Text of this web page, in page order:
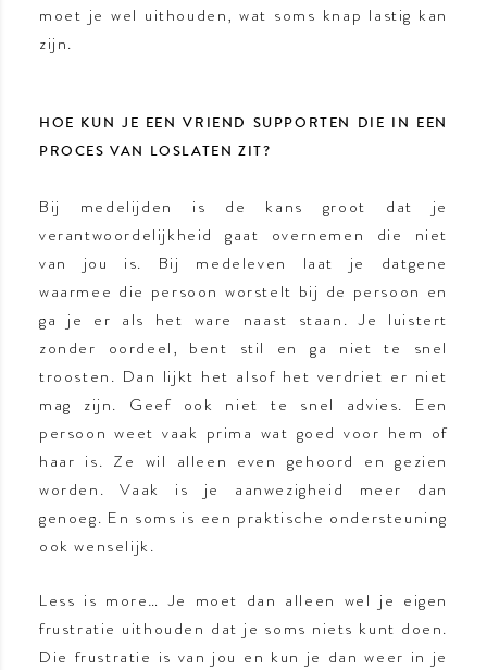
moet je wel uithouden, wat soms knap lastig kan
zijn.
HOE KUN JE EEN VRIEND SUPPORTEN DIE IN EEN
PROCES VAN LOSLATEN ZIT?
Bij medelijden is de kans groot dat je
verantwoordelijkheid gaat overnemen die niet
van jou is. Bij medeleven laat je datgene
waarmee die persoon worstelt bij de persoon en
ga je er als het ware naast staan. Je luistert
zonder oordeel, bent stil en ga niet te snel
troosten. Dan lijkt het alsof het verdriet er niet
mag zijn. Geef ook niet te snel advies. Een
persoon weet vaak prima wat goed voor hem of
haar is. Ze wil alleen even gehoord en gezien
worden. Vaak is je aanwezigheid meer dan
genoeg. En soms is een praktische ondersteuning
ook wenselijk.
Less is more… Je moet dan alleen wel je eigen
frustratie uithouden dat je soms niets kunt doen.
Die frustratie is van jou en kun je dan weer in je